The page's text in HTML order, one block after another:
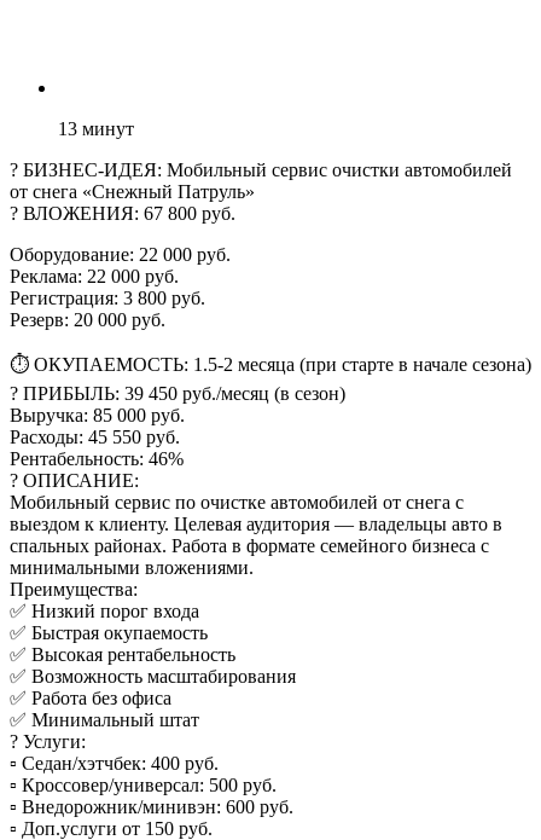
13 минут
? БИЗНЕС-ИДЕЯ: Мобильный сервис очистки автомобилей
от снега «Снежный Патруль»
? ВЛОЖЕНИЯ: 67 800 руб.
Оборудование: 22 000 руб.
Реклама: 22 000 руб.
Регистрация: 3 800 руб.
Резерв: 20 000 руб.
⏱️ ОКУПАЕМОСТЬ: 1.5-2 месяца (при старте в начале сезона)
? ПРИБЫЛЬ: 39 450 руб./месяц (в сезон)
Выручка: 85 000 руб.
Расходы: 45 550 руб.
Рентабельность: 46%
? ОПИСАНИЕ:
Мобильный сервис по очистке автомобилей от снега с
выездом к клиенту. Целевая аудитория — владельцы авто в
спальных районах. Работа в формате семейного бизнеса с
минимальными вложениями.
Преимущества:
✅ Низкий порог входа
✅ Быстрая окупаемость
✅ Высокая рентабельность
✅ Возможность масштабирования
✅ Работа без офиса
✅ Минимальный штат
? Услуги:
▫️ Седан/хэтчбек: 400 руб.
▫️ Кроссовер/универсал: 500 руб.
▫️ Внедорожник/минивэн: 600 руб.
▫️ Доп.услуги от 150 руб.